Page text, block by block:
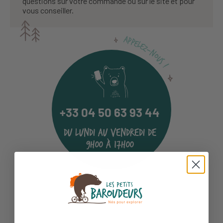
vous conseiller.
Appelez-nous !
+33 04 50 63 93 44
du lundi au vendredi de
9h00 à 17h00